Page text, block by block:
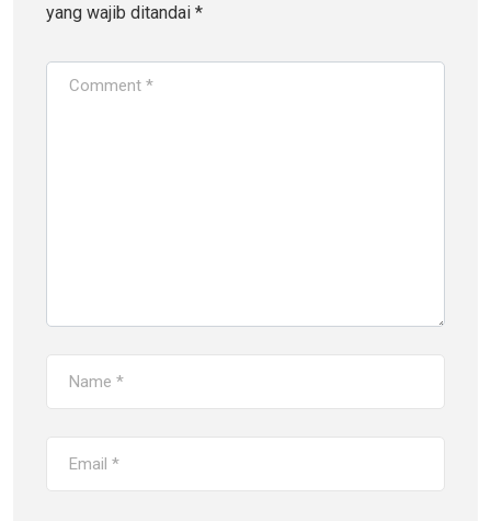
yang wajib ditandai *